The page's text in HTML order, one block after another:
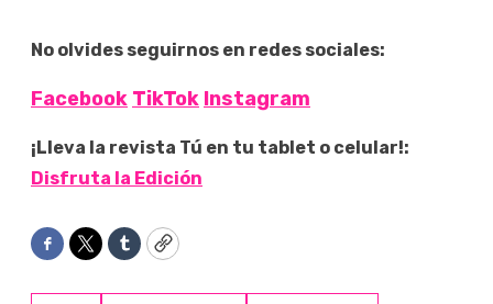
No olvides seguirnos en redes sociales:
Facebook TikTok Instagram
¡Lleva la revista Tú en tu tablet o celular!:
Disfruta la Edición
Facebook
TwitterTumblrCopy